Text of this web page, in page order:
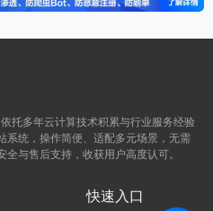
托多年云计算技术积累与行业服务经验
系统，操作简便、适配多元场景，无需
与售后支持，收获用户高度认可。
快速入口